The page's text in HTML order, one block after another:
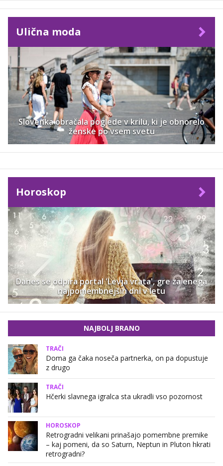
Ulična moda
Slovenka obračala poglede v krilu, ki je obnorelo
ženske po vsem svetu
Horoskop
Danes se odpira portal 'Levja vrata', gre za enega
najpomembnejših dni v letu
NAJBOLJ BRANO
TRAČI
Doma ga čaka noseča partnerka, on pa dopustuje
z drugo
TRAČI
Hčerki slavnega igralca sta ukradli vso pozornost
HOROSKOP
Retrogradni velikani prinašajo pomembne premike
– kaj pomeni, da so Saturn, Neptun in Pluton hkrati
retrogradni?